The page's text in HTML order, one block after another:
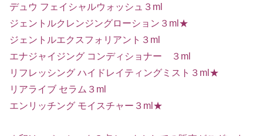
デュウ フェイシャルウォッシュ３ml
ジェントルクレンジングローション３ml★
ジェントルエクスフォリアント３ml
エナジャイジング コンディショナー ３ml
リフレッシング ハイドレイティングミスト３ml★
リアライブ セラム３ml
エンリッチング モイスチャー３ml★